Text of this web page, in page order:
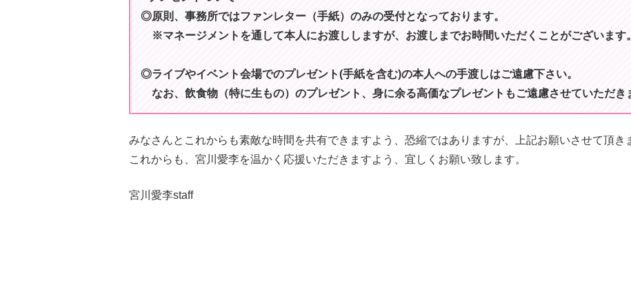
◎原則、事務所ではファンレター（手紙）のみの受付となっております。
※マネージメントを通して本人にお渡ししますが、お渡しまでお時間いただくことがございます。
◎ライブやイベント会場でのプレゼント(手紙を含む)の本人への手渡しはご遠慮下さい。
なお、飲食物（特に生もの）のプレゼント、身に余る高価なプレゼントもご遠慮させていただき
みなさんとこれからも素敵な時間を共有できますよう、恐縮ではありますが、上記お願いさせて頂き
これからも、宮川愛李を温かく応援いただきますよう、宜しくお願い致します。
宮川愛李staff